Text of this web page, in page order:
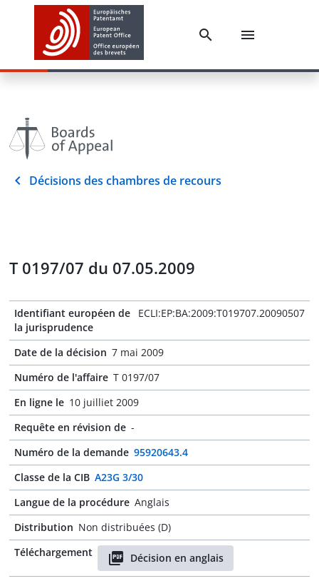
Décisions des chambres de recours
T 0197/07 du 07.05.2009
Identifiant européen de
la jurisprudence
ECLI:EP:BA:2009:T019707.20090507
Date de la décision 7 mai 2009
Numéro de l'affaire T 0197/07
En ligne le 10 juilliet 2009
Requête en révision de -
Numéro de la demande 95920643.4
Classe de la CIB A23G 3/30
Langue de la procédure Anglais
Distribution Non distribuées (D)
Téléchargement
Décision en anglais